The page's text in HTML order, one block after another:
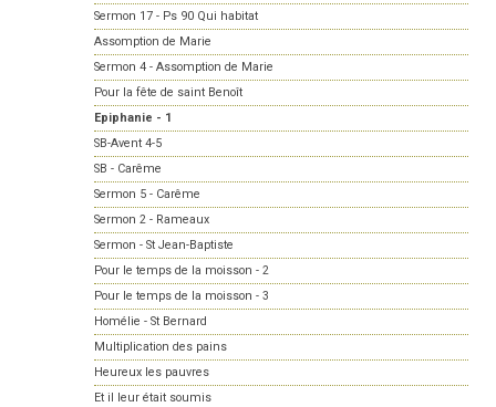
Sermon 17 - Ps 90 Qui habitat
Assomption de Marie
Sermon 4 - Assomption de Marie
Pour la fête de saint Benoît
Epiphanie - 1
SB-Avent 4-5
SB - Carême
Sermon 5 - Carême
Sermon 2 - Rameaux
Sermon - St Jean-Baptiste
Pour le temps de la moisson - 2
Pour le temps de la moisson - 3
Homélie - St Bernard
Multiplication des pains
Heureux les pauvres
Et il leur était soumis